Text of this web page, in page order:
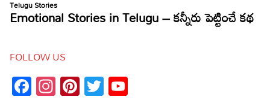
FOLLOW US
Facebook
Instagram
Pinterest
Twitter